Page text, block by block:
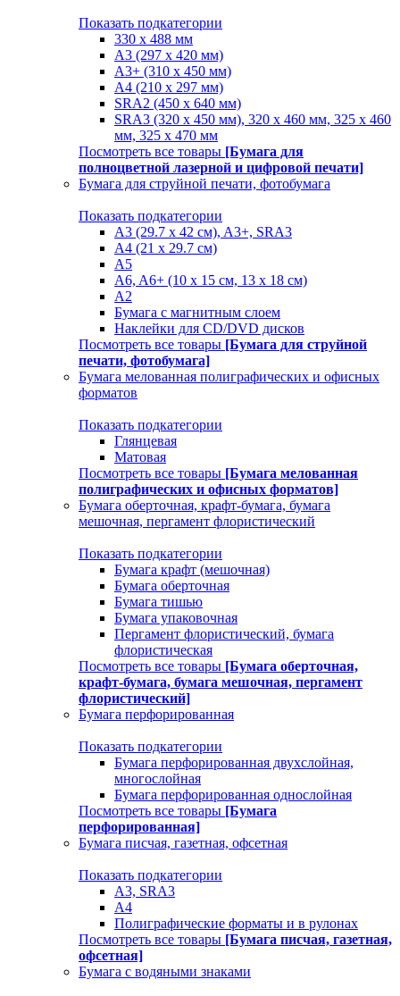
Показать подкатегории
330 х 488 мм
A3 (297 x 420 мм)
A3+ (310 х 450 мм)
A4 (210 х 297 мм)
SRA2 (450 x 640 мм)
SRA3 (320 х 450 мм), 320 x 460 мм, 325 х 460
мм, 325 х 470 мм
Посмотреть все товары [Бумага для
полноцветной лазерной и цифровой печати]
Бумага для струйной печати, фотобумага
Показать подкатегории
A3 (29.7 х 42 см), A3+, SRA3
A4 (21 х 29.7 см)
A5
A6, A6+ (10 x 15 см, 13 x 18 см)
А2
Бумага с магнитным слоем
Наклейки для CD/DVD дисков
Посмотреть все товары [Бумага для струйной
печати, фотобумага]
Бумага мелованная полиграфических и офисных
форматов
Показать подкатегории
Глянцевая
Матовая
Посмотреть все товары [Бумага мелованная
полиграфических и офисных форматов]
Бумага оберточная, крафт-бумага, бумага
мешочная, пергамент флористический
Показать подкатегории
Бумага крафт (мешочная)
Бумага оберточная
Бумага тишью
Бумага упаковочная
Пергамент флористический, бумага
флористическая
Посмотреть все товары [Бумага оберточная,
крафт-бумага, бумага мешочная, пергамент
флористический]
Бумага перфорированная
Показать подкатегории
Бумага перфорированная двухслойная,
многослойная
Бумага перфорированная однослойная
Посмотреть все товары [Бумага
перфорированная]
Бумага писчая, газетная, офсетная
Показать подкатегории
А3, SRA3
А4
Полиграфические форматы и в рулонах
Посмотреть все товары [Бумага писчая, газетная,
офсетная]
Бумага с водяными знаками